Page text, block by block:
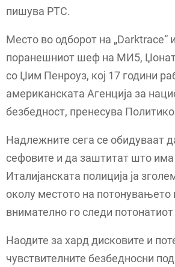
пишува РТС.
Место во одборот на „Darktrace“
поранешниот шеф на МИ5,
со Џим Пенроуз, кој 17 години
американската Агенција за
безбедност, пренесува
Надлежните сега се обидуваат
сефовите и да заштитат што има
Италијанската полиција ја
околу местото на потонувањето
внимателно го следи
Наодите за хард дисковите и
чувствителните безбедносни